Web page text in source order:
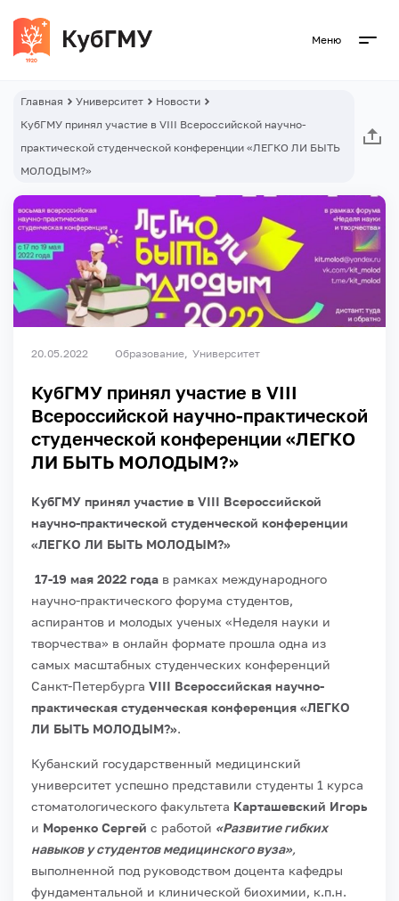
Меню
Главная Университет
Новости
КубГМУ принял участие в VIII Всероссийской научно-
практической студенческой конференции «ЛЕГКО ЛИ БЫТЬ
МОЛОДЫМ?»
20.05.2022 Образование Университет
КубГМУ принял участие в VIII
Всероссийской научно-практической
студенческой конференции «ЛЕГКО
ЛИ БЫТЬ МОЛОДЫМ?»
КубГМУ принял участие в VIII Всероссийской
научно-практической студенческой конференции
«ЛЕГКО ЛИ БЫТЬ МОЛОДЫМ?»
17-19 мая 2022 года в рамках международного
научно-практического форума студентов,
аспирантов и молодых ученых «Неделя науки и
творчества» в онлайн формате прошла одна из
самых масштабных студенческих конференций
Санкт-Петербурга VIII Всероссийская научно-
практическая студенческая конференция «ЛЕГКО
ЛИ БЫТЬ МОЛОДЫМ?».
Кубанский государственный медицинский
университет успешно представили студенты 1 курса
стоматологического факультета Карташевский Игорь
и Моренко Сергей с работой «Развитие гибких
навыков у студентов медицинского вуза»,
выполненной под руководством доцента кафедры
фундаментальной и клинической биохимии, к.п.н.